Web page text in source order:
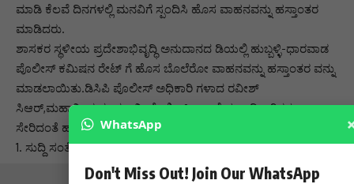
ಮಾಡಿ ಕೆಲವೆ ದಿನಗಳಲ್ಲಿ ಮನವಿಗೆ ಸ್ಪಂದಿಸಿ ಹೊಸ ವಾಹನವನ್ನು ಹಸ್ತಾಂತರ
ಮಾಡಿದರು.
ಶಾಸಕರ ಸ್ಥಳೀಯ ಪ್ರದೇಶಾಭಿವೃದ್ಧಿ ಅನುದಾನದ ಡಿಯಲ್ಲಿ ಹುಬ್ಬಳ್ಳಿ-ಧಾರವಾಡ
ಪೊಲೀಸ್ ಕಮಿಷನ ರೇಟ್ ಗೆ ಹೊಸ ಬೊಲೆರೋ ವಾಹನವನ್ನು ಹಸ್ತಾಂತರ ವನ್ನು
ಮಾಡಲಾಯಿತು.ಡಿಸಿಪಿ ಪೊಲೀಸ್ ಅಧಿಕಾರಿ ಗಳಾದ ರವೀಶ್
ಸಿಆರ್,ಮಹಾನಿಂಗ ನಂದಗಾವಿ, ಪೊಲೀಸ್ ಇಲಾಖೆಯ ಅಧಿಕಾರಿಗಳು
ಸೇರಿದಂತೆ ಹಲವರು ಉಪಸ್ಥಿತರಿದ್ದರು.
ಸುದ್ದಿ ಸಂತೆ ನ್ಯೂಸ್ ಹುಬ್ಬಳ್ಳಿ…..
WhatsApp
Don't Miss Out! Join Our WhatsApp